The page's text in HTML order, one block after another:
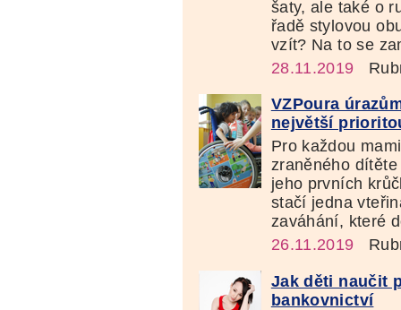
šaty, ale také o
řadě stylovou
vzít? Na to se
28.11.2019
VZPoura
největší
Pro každou
zraněného
jeho prvních
stačí jedna
zaváhání, které
26.11.2019
Jak děti naučit
bankovnictví